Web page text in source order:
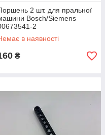
2 шт. для пральної
Bosch/Siemens
2
в наявності
₴